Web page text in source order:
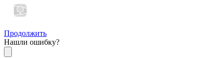
Продолжить
Нашли ошибку?